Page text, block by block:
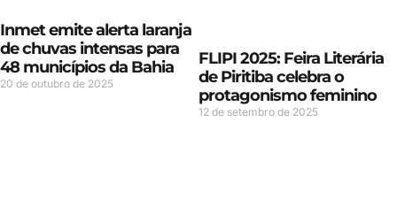
Inmet emite alerta laranja
de chuvas intensas para
48 municípios da Bahia
20 de outubro de 2025
FLIPI 2025: Feira Literária
de Piritiba celebra o
protagonismo feminino
12 de setembro de 2025